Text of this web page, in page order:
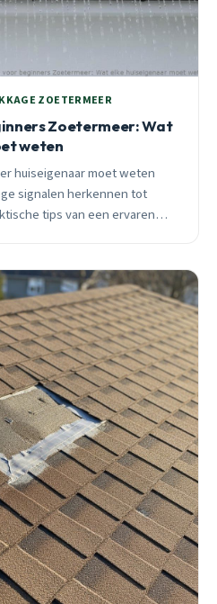
ZOETERMEER
Zoetermeer: Wat
weten
huiseigenaar moet weten
signalen herkennen tot
tips van een ervaren